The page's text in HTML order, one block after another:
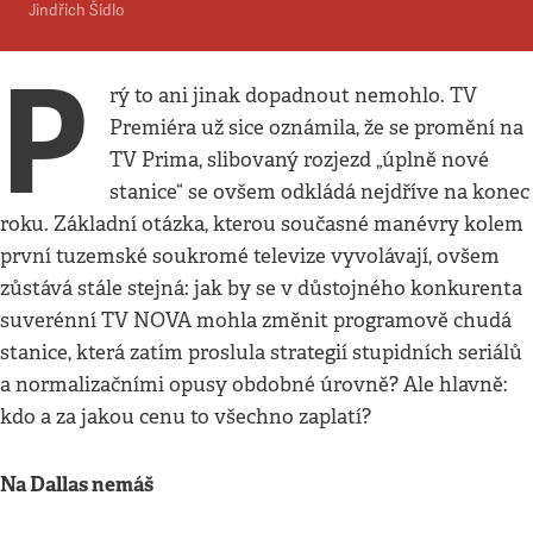
Jindřich Šídlo
P
rý to ani jinak dopadnout nemohlo. TV
Premiéra už sice oznámila, že se promění na
TV Prima, slibovaný rozjezd „úplně nové
stanice“ se ovšem odkládá nejdříve na konec
roku. Základní otázka, kterou současné manévry kolem
první tuzemské soukromé televize vyvolávají, ovšem
zůstává stále stejná: jak by se v důstojného konkurenta
suverénní TV NOVA mohla změnit programově chudá
stanice, která zatím proslula strategií stupidních seriálů
a normalizačními opusy obdobné úrovně? Ale hlavně:
kdo a za jakou cenu to všechno zaplatí?
Na Dallas nemáš